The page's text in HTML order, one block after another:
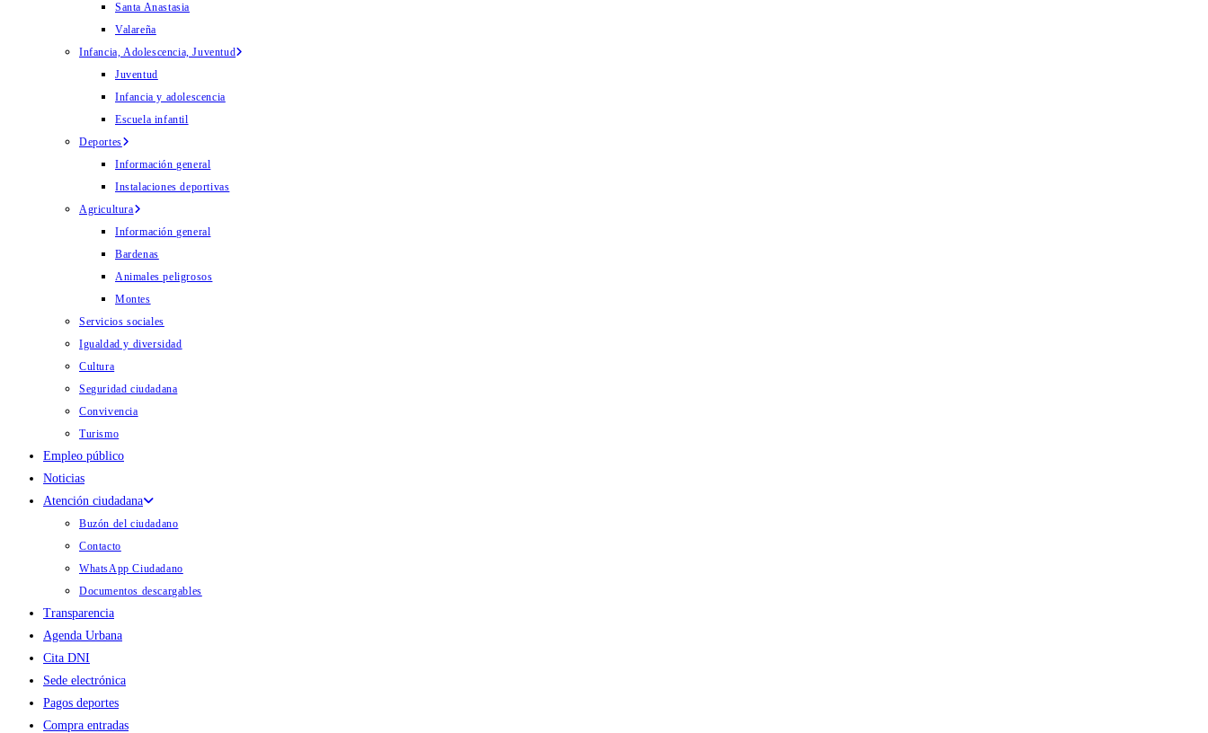
Santa Anastasia
Valareña
Infancia, Adolescencia, Juventud
Juventud
Infancia y adolescencia
Escuela infantil
Deportes
Información general
Instalaciones deportivas
Agricultura
Información general
Bardenas
Animales peligrosos
Montes
Servicios sociales
Igualdad y diversidad
Cultura
Seguridad ciudadana
Convivencia
Turismo
Empleo público
Noticias
Atención ciudadana
Buzón del ciudadano
Contacto
WhatsApp Ciudadano
Documentos descargables
Transparencia
Agenda Urbana
Cita DNI
Sede electrónica
Pagos deportes
Compra entradas